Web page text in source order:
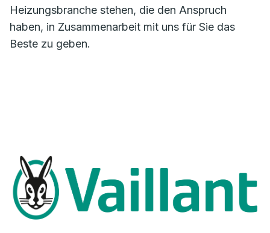
Heizungsbranche stehen, die den Anspruch
haben, in Zusammenarbeit mit uns für Sie das
Beste zu geben.